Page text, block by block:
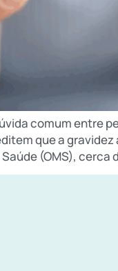
comum entre
que a
(OMS), cerca